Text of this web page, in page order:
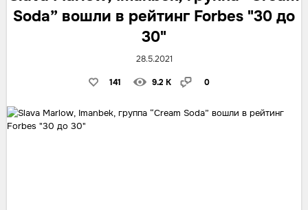
Soda” вошли в рейтинг Forbes "30 до
30"
28.5.2021
141 9.2 K 0